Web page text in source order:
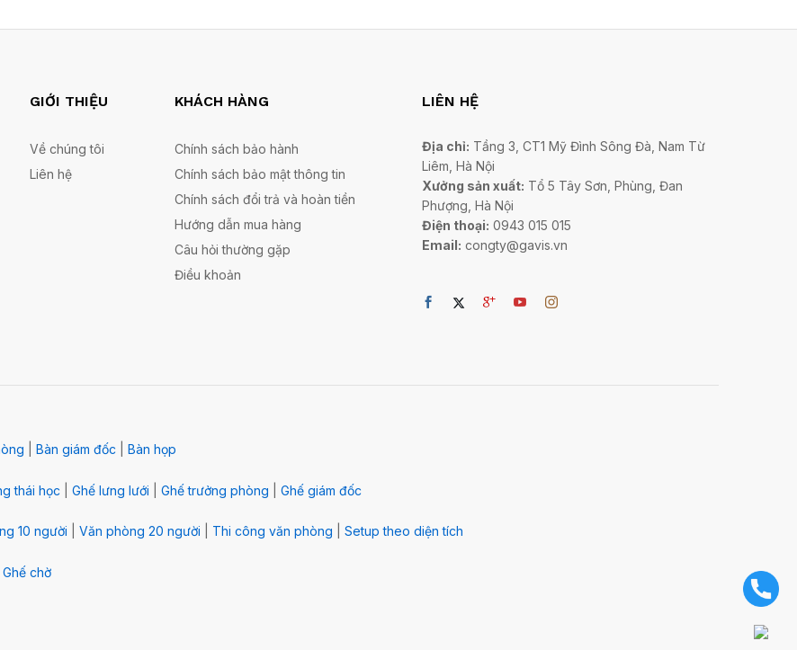
GIỚI THIỆU
Về chúng tôi
Liên hệ
KHÁCH HÀNG
Chính sách bảo hành
Chính sách bảo mật thông tin
Chính sách đổi trả và hoàn tiền
Hướng dẫn mua hàng
Câu hỏi thường gặp
Điều khoản
LIÊN HỆ
Địa chỉ: Tầng 3, CT1 Mỹ Đình Sông Đà, Nam Từ
Liêm, Hà Nội
Xưởng sản xuất: Tổ 5 Tây Sơn, Phùng, Đan
Phượng, Hà Nội
Điện thoại: 0943 015 015
Email: congty@gavis.vn
Bàn giám đốc Bàn họp
thái học Ghế lưng lưới Ghế trưởng phòng Ghế giám đốc
10 người Văn phòng 20 người Thi công văn phòng Setup theo diện tích
Ghế chờ